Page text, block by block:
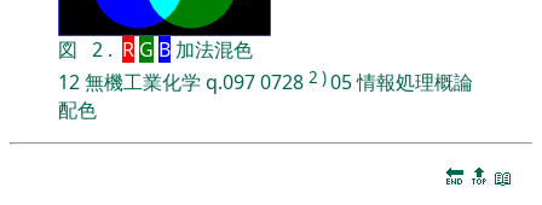
図 2 . R G B加法混色
12無機工業化学 q.0970728 2 )05情報処理概論
配色
🔚 🔝 📖